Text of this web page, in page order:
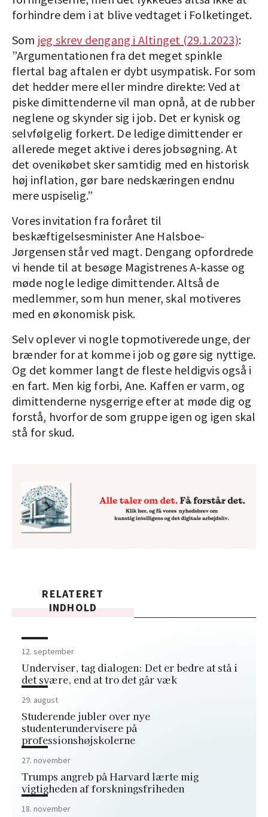
forhindre dem i at blive vedtaget i Folketinget.
Som jeg skrev dengang i Altinget (29.1.2023):
”Argumentationen fra det meget spinkle
flertal bag aftalen er dybt usympatisk. For som
det hedder mere eller mindre direkte: Ved at
piske dimittenderne vil man opnå, at de rubber
neglene og skynder sig i job. Det er kynisk og
selvfølgelig forkert. De ledige dimittender er
allerede meget aktive i deres jobsøgning. At
det ovenikøbet sker samtidig med en historisk
høj inflation, gør bare nedskæringen endnu
mere uspiselig.”
Vores invitation fra foråret til
beskæftigelsesminister Ane Halsboe-
Jørgensen står ved magt. Dengang opfordrede
vi hende til at besøge Magistrenes A-kasse og
møde nogle ledige dimittender. Altså de
medlemmer, som hun mener, skal motiveres
med en økonomisk pisk.
Selv oplever vi nogle topmotiverede unge, der
brænder for at komme i job og gøre sig nyttige.
Og det kommer langt de fleste heldigvis også i
en fart. Men kig forbi, Ane. Kaffen er varm, og
dimittenderne nysgerrige efter at møde dig og
forstå, hvorfor de som gruppe igen og igen skal
stå for skud.
RELATERET
INDHOLD
12. september
Underviser, tag dialogen: Det er bedre at stå i
det svære, end at tro det går væk
29. august
Studerende jubler over nye
studenterundervisere på
professionshøjskolerne
27. november
Trumps angreb på Harvard lærte mig
vigtigheden af forskningsfriheden
18. november